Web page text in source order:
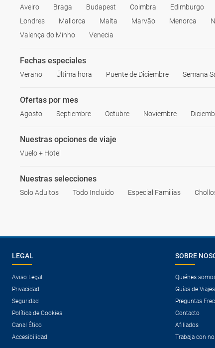
Aveiro Braga Budapest Coimbra Edimburgo
Londres
Mallorca Malta Marvão Menorca
Valença do Minho
Venecia
Fechas especiales
Verano Última hora Puente de Diciembre Semana
Ofertas por mes
Agosto Septiembre Octubre Noviembre
Nuestras opciones de viaje
Vuelo + Hotel
Nuestras selecciones
Solo Adultos Todo Incluido Especial Familias
LEGAL
Aviso Legal
Privacidad
Seguridad
Política de Cookies
Canal Ético
Accesibilidad
SOBRE
Quiénes
Guías de Viajes
Preguntas
Contacto
Afiliados
Trabaja con